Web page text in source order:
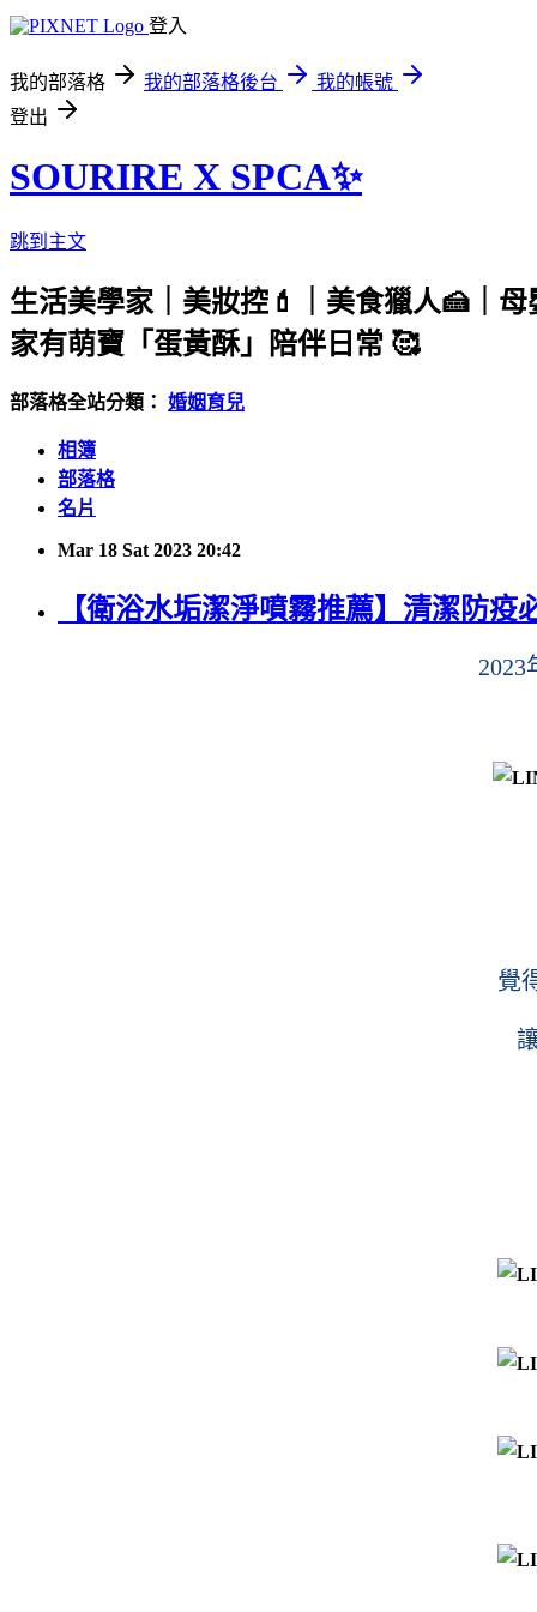
登入
我的部落格 我的部落格後台
我的帳號
登出
SOURIRE X SPCA✨
跳到主文
生活美學家｜美妝控💄｜美食獵人🍰｜
家有萌寶「蛋黃酥」陪伴日常 🥰
部落格全站分類： 婚姻育兒
相簿
部落格
名片
Mar 18 Sat 2023 20:42
【衛浴水垢潔淨噴霧推薦】清潔防
覺